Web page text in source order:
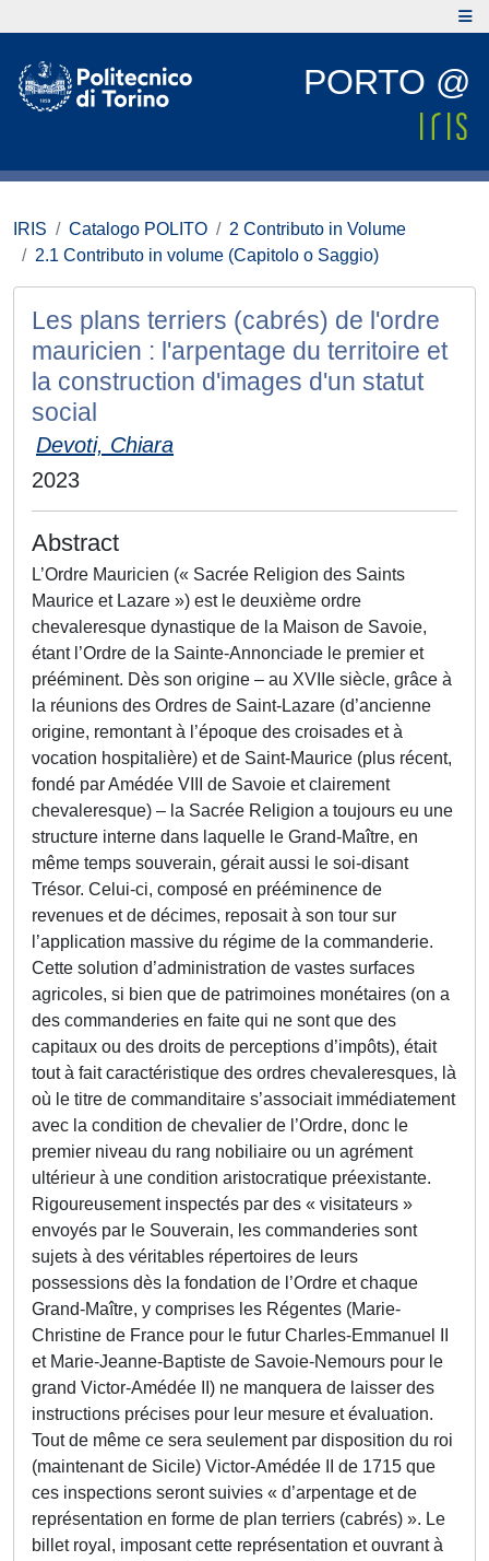
PORTO @
IRIS Catalogo POLITO
2 Contributo in Volume
2.1 Contributo in volume (Capitolo o Saggio)
Les plans terriers (cabrés) de l'ordre
mauricien : l'arpentage du territoire et
la construction d'images d'un statut
social
Devoti, Chiara
2023
Abstract
L’Ordre Mauricien (« Sacrée Religion des Saints
Maurice et Lazare ») est le deuxième ordre
chevaleresque dynastique de la Maison de Savoie,
étant l’Ordre de la Sainte-Annonciade le premier et
prééminent. Dès son origine – au XVIIe siècle, grâce à
la réunions des Ordres de Saint-Lazare (d’ancienne
origine, remontant à l’époque des croisades et à
vocation hospitalière) et de Saint-Maurice (plus récent,
fondé par Amédée VIII de Savoie et clairement
chevaleresque) – la Sacrée Religion a toujours eu une
structure interne dans laquelle le Grand-Maître, en
même temps souverain, gérait aussi le soi-disant
Trésor. Celui-ci, composé en prééminence de
revenues et de décimes, reposait à son tour sur
l’application massive du régime de la commanderie.
Cette solution d’administration de vastes surfaces
agricoles, si bien que de patrimoines monétaires (on a
des commanderies en faite qui ne sont que des
capitaux ou des droits de perceptions d’impôts), était
tout à fait caractéristique des ordres chevaleresques, là
où le titre de commanditaire s’associait immédiatement
avec la condition de chevalier de l’Ordre, donc le
premier niveau du rang nobiliaire ou un agrément
ultérieur à une condition aristocratique préexistante.
Rigoureusement inspectés par des « visitateurs »
envoyés par le Souverain, les commanderies sont
sujets à des véritables répertoires de leurs
possessions dès la fondation de l’Ordre et chaque
Grand-Maître, y comprises les Régentes (Marie-
Christine de France pour le futur Charles-Emmanuel II
et Marie-Jeanne-Baptiste de Savoie-Nemours pour le
grand Victor-Amédée II) ne manquera de laisser des
instructions précises pour leur mesure et évaluation.
Tout de même ce sera seulement par disposition du roi
(maintenant de Sicile) Victor-Amédée II de 1715 que
ces inspections seront suivies « d’arpentage et de
représentation en forme de plan terriers (cabrés) ». Le
billet royal, imposant cette représentation et ouvrant à